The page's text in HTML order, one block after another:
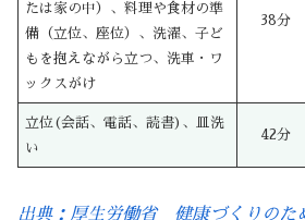
たは家の中）、料理や食材の準
備（立位、座位）、洗濯、子ど
もを抱えながら立つ、洗車・ワ
ックスがけ
38分
立位(会話、電話、読書)、皿洗
い
42分
出典：厚生労働省 健康づくりのた